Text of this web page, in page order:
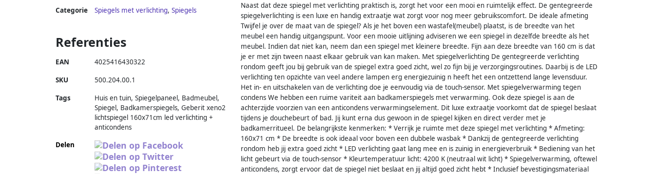
Categorie Spiegels met verlichting, Spiegels
Naast dat deze spiegel met verlichting praktisch is, zorgt het voor een mooi en ruimtelijk effect. De gentegreerde
spiegelverlichting is een luxe en handig extraatje wat zorgt voor nog meer gebruikscomfort. De ideale afmeting
Twijfel je over de maat van de spiegel? Als je het boven een wastafel(meubel) plaatst, is de breedte van het
meubel een handig uitgangspunt. Voor een mooie uitlijning adviseren we een spiegel in dezelfde breedte als het
meubel. Indien dat niet kan, neem dan een spiegel met kleinere breedte. Fijn aan deze breedte van 160 cm is dat
je er met zijn tween naast elkaar gebruik van kan maken. Met spiegelverlichting De gentegreerde verlichting
rondom geeft jou bij gebruik van de spiegel extra goed zicht, wel zo fijn bij je verzorgingsroutines. Daarbij is de LED
verlichting ten opzichte van veel andere lampen erg energiezuinig n heeft het een ontzettend lange levensduur.
Het in- en uitschakelen van de verlichting doe je eenvoudig via de touch-sensor. Met spiegelverwarming tegen
condens We hebben een ruime variteit aan badkamerspiegels met verwarming. Ook deze spiegel is aan de
achterzijde voorzien van een anticondens verwarmingselement. Dit luxe extraatje voorkomt dat de spiegel beslaat
tijdens je douchebeurt of bad. Jij kunt erna dus gewoon in de spiegel kijken en direct verder met je
badkamerritueel. De belangrijkste kenmerken: * Verrijk je ruimte met deze spiegel met verlichting * Afmeting:
160x71 cm * De breedte is ook ideaal voor boven een dubbele wasbak * Dankzij de gentegreerde verlichting
rondom heb jij extra goed zicht * LED verlichting gaat lang mee en is zuinig in energieverbruik * Bediening van het
licht gebeurt via de touch-sensor * Kleurtemperatuur licht: 4200 K (neutraal wit licht) * Spiegelverwarming, oftewel
anticondens, zorgt ervoor dat de spiegel niet beslaat en jij altijd goed zicht hebt * Inclusief bevestigingsmateriaal
Referenties
EAN 4025416430322
SKU 500.204.00.1
Tags
Huis en tuin, Spiegelpaneel, Badmeubel,
Spiegel, Badkamerspiegels, Geberit xeno2
lichtspiegel 160x71cm led verlichting +
anticondens
Delen